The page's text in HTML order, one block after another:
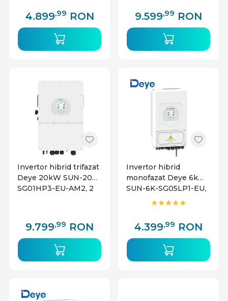
4.899,99 RON 9.599,99 RON
Invertor hibrid trifazat
Deye 20kW SUN-20K-
SG01HP3-EU-AM2, 2
9.799,99 RON
Invertor hibrid
monofazat Deye 6kW
SUN-6K-SG05LP1-EU,
2 MPPT, compatibil
4.399,99 RON